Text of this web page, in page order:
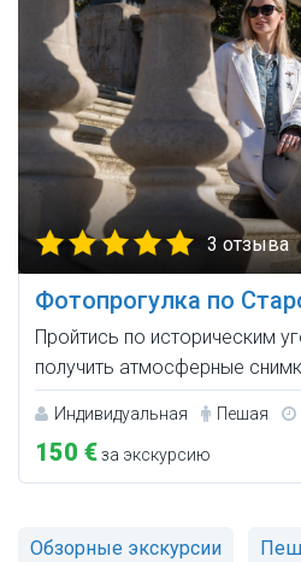
3 отзыва
Фотопрогулка по
Пройтись по историческим
получить атмосферные
Индивидуальная Пешая
150 €за экскурсию
Обзорные экскурсии